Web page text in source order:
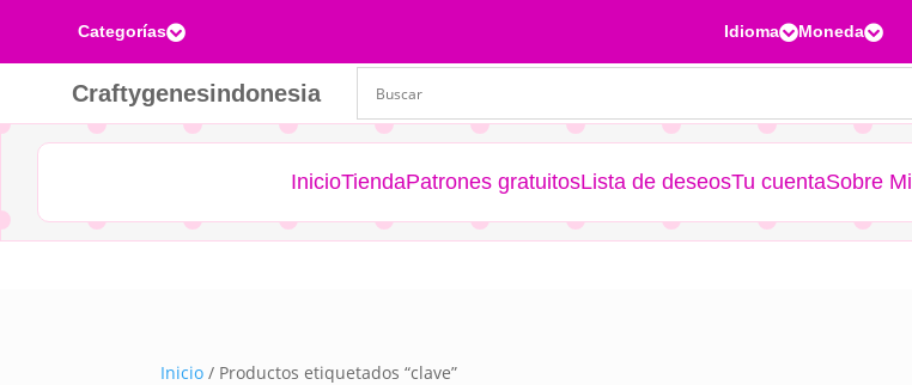
Categorías IdiomaMoneda
Craftygenesindonesia
InicioTiendaPatrones gratuitosLista de deseosTu cuentaSobre Mi
Inicio / Productos etiquetados “clave”